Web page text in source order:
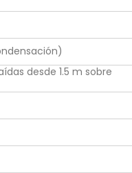
desde 1.5 m sobre